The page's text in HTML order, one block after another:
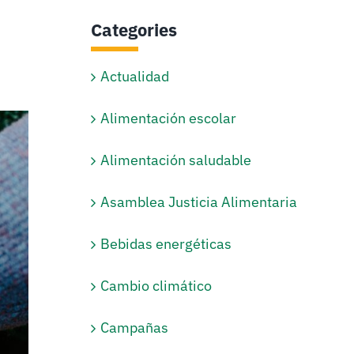
Categories
Actualidad
Alimentación escolar
Alimentación saludable
Asamblea Justicia Alimentaria
Bebidas energéticas
Cambio climático
Campañas